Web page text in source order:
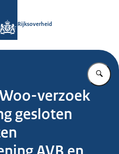
Rijksoverheid
verzoek
gesloten